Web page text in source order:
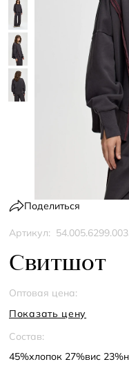
Поделиться
Артикул:
Свитшот
Оптовая цена:
Показать цену
Состав:
45%хлопок 27%вис